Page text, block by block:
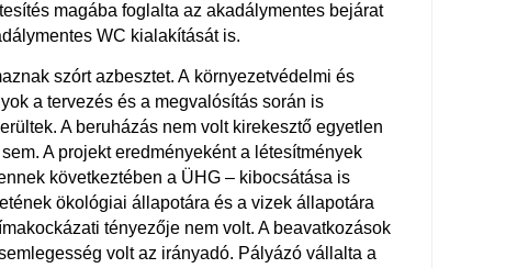
magába foglalta az akadálymentes bejárat
WC kialakítását is.
szórt azbesztet. A környezetvédelmi és
a tervezés és a megvalósítás során is
A beruházás nem volt kirekesztő egyetlen
A projekt eredményeként a létesítmények
következtében a ÜHG – kibocsátása is
ökológiai állapotára és a vizek állapotára
tényezője nem volt. A beavatkozások
volt az irányadó. Pályázó vállalta a